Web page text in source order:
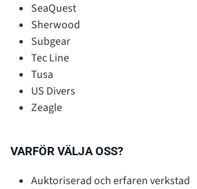
SeaQuest
Sherwood
Subgear
Tec Line
Tusa
US Divers
Zeagle
VARFÖR VÄLJA OSS?
Auktoriserad och erfaren verkstad